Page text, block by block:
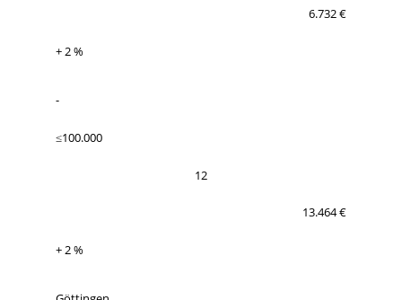
6.732 €
+ 2 %
-
≤100.000
12
13.464 €
+ 2 %